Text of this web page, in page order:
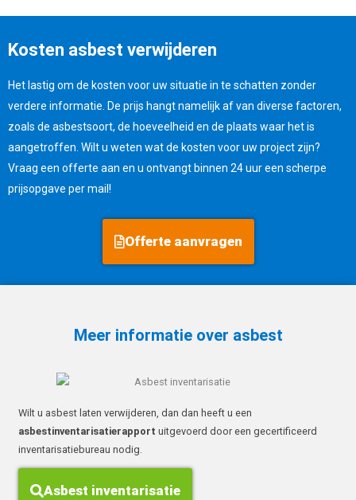
Kosten asbest verwijderen
Het lastig om de kosten voor uw situatie in te schatten zonder
verdere informatie. De prijs hangt namelijk af van diverse factoren,
zoals de asbestsoort, de hoeveelheid en de plaats waar het is
aangetroffen. Wilt u weten wat de kosten voor uw project zijn?
Vraag een offerte aan en u ontvangt binnen 24 uur een scherpe
prijsopgave per mail!
Offerte aanvragen
Meer informatie over asbest
Wilt u asbest laten verwijderen, dan dan heeft u een
asbestinventarisatierapport uitgevoerd door een gecertificeerd
inventarisatiebureau nodig.
Asbest inventarisatie